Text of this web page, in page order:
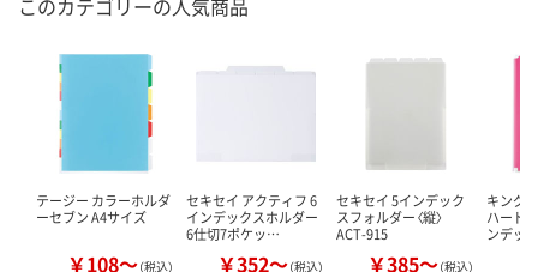
このカテゴリーの人気商品
テージー カラーホルダ
ーセブン A4サイズ
￥108～（税込）
セキセイ アクティフ 6
インデックスホルダー
6仕切7ポケッ…
￥352～（税込）
セキセイ 5インデック
スフォルダー〈縦〉
ACT-915
￥385～（税込）
キング
ハード
ンデッ